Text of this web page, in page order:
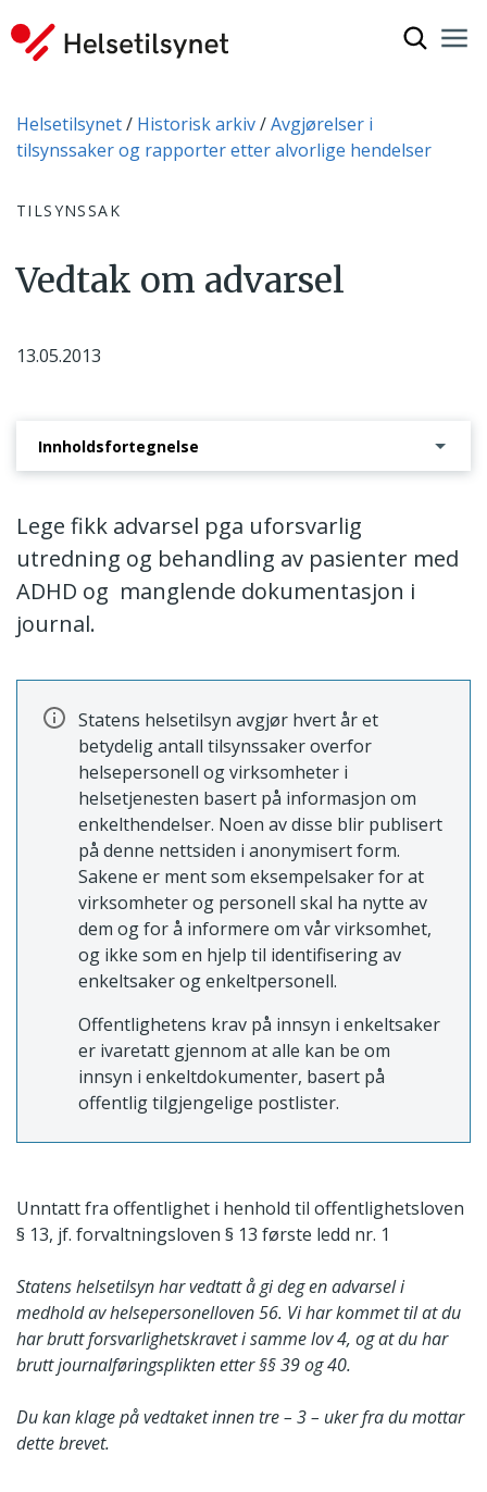
Du er her:
Helsetilsynet Historisk arkiv
Avgjørelser i
tilsynssaker og rapporter etter alvorlige hendelser
TILSYNSSAK
Vedtak om advarsel
13.05.2013
Innholdsfortegnelse
Lege fikk advarsel pga uforsvarlig
utredning og behandling av pasienter med
ADHD og manglende dokumentasjon i
journal.
Statens helsetilsyn avgjør hvert år et
betydelig antall tilsynssaker overfor
helsepersonell og virksomheter i
helsetjenesten basert på informasjon om
enkelthendelser. Noen av disse blir publisert
på denne nettsiden i anonymisert form.
Sakene er ment som eksempelsaker for at
virksomheter og personell skal ha nytte av
dem og for å informere om vår virksomhet,
og ikke som en hjelp til identifisering av
enkeltsaker og enkeltpersonell.
Offentlighetens krav på innsyn i enkeltsaker
er ivaretatt gjennom at alle kan be om
innsyn i enkeltdokumenter, basert på
offentlig tilgjengelige postlister.
Unntatt fra offentlighet i henhold til offentlighetsloven
§ 13, jf. forvaltningsloven § 13 første ledd nr. 1
Statens helsetilsyn har vedtatt å gi deg en advarsel i
medhold av helsepersonelloven 56. Vi har kommet til at du
har brutt forsvarlighetskravet i samme lov 4, og at du har
brutt journalføringsplikten etter §§ 39 og 40.
Du kan klage på vedtaket innen tre – 3 – uker fra du mottar
dette brevet.